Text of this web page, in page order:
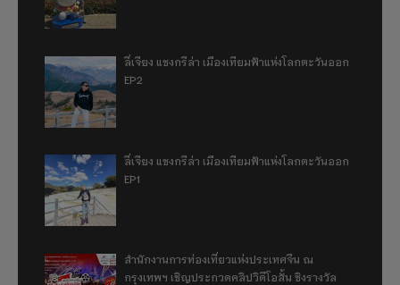
ลี่เจียง แชงกรีล่า เมืองเทียมฟ้าแห่งโลกตะวันออก
EP2
ลี่เจียง แชงกรีล่า เมืองเทียมฟ้าแห่งโลกตะวันออก
EP1
สำนักงานการท่องเที่ยวแห่งประเทศจีน ณ
กรุงเทพฯ เชิญประกวดคลิปวิดีโอสั้น ชิงรางวัล